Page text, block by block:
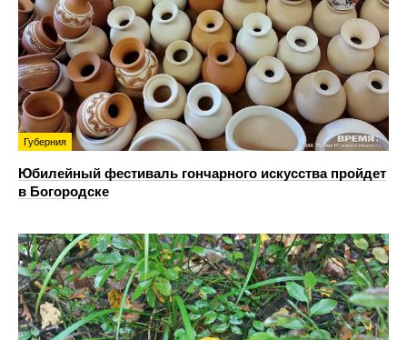
Губерния
Юбилейный фестиваль гончарного искусства пройдет
в Богородске